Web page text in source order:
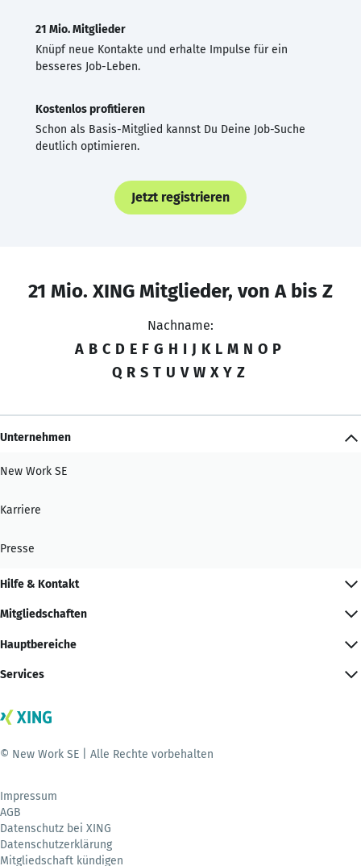
21 Mio. Mitglieder
Knüpf neue Kontakte und erhalte Impulse für ein
besseres Job-Leben.
Kostenlos profitieren
Schon als Basis-Mitglied kannst Du Deine Job-Suche
deutlich optimieren.
Jetzt registrieren
21 Mio. XING Mitglieder, von A bis Z
Nachname:
A B C D E F G H I J K L M N O P
Q R S T U V W X Y Z
Unternehmen
New Work SE
Karriere
Presse
Hilfe & Kontakt
Mitgliedschaften
Hauptbereiche
Services
© New Work SE | Alle Rechte vorbehalten
Impressum
AGB
Datenschutz bei XING
Datenschutzerklärung
Mitgliedschaft kündigen